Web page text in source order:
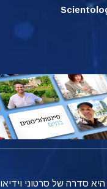
היא סדרה של סרטוני וידיאו